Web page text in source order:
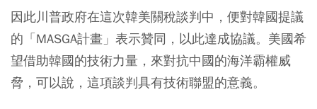
因此川普政府在這次韓美關稅談判中，便對韓國提議
的「MASGA計畫」表示贊同，以此達成協議。美國希
望借助韓國的技術力量，來對抗中國的海洋霸權威
脅，可以說，這項談判具有技術聯盟的意義。